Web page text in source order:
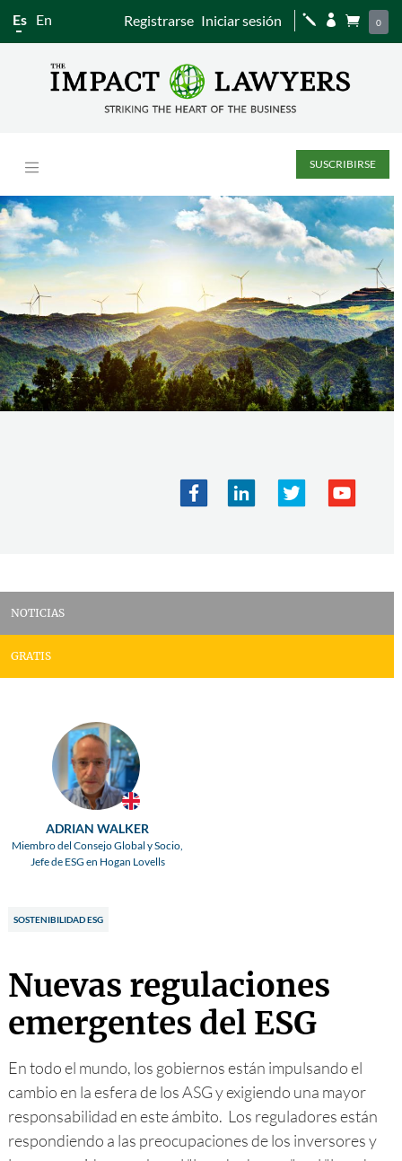
Es En Registrarse Iniciar sesión j   0
SUSCRIBIRSE
NOTICIAS
GRATIS
ADRIAN WALKER
Miembro del Consejo Global y Socio,
Jefe de ESG en Hogan Lovells
SOSTENIBILIDAD ESG
Nuevas regulaciones
emergentes del ESG
En todo el mundo, los gobiernos están impulsando el
cambio en la esfera de los ASG y exigiendo una mayor
responsabilidad en este ámbito. Los reguladores están
respondiendo a las preocupaciones de los inversores y